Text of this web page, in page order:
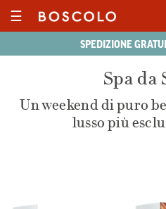
SPEDIZIONE
☰
Spa da
Un weekend di puro
lusso più